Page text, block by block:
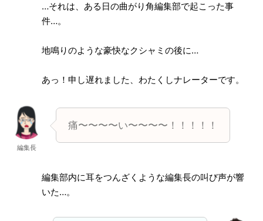
…それは、ある日の曲がり角編集部で起こった事
件…。
地鳴りのような豪快なクシャミの後に…
あっ！申し遅れました、わたくしナレーターです。
編集長
痛〜〜〜〜い〜〜〜〜！！！！！
編集部内に耳をつんざくような編集長の叫び声が響
いた…。